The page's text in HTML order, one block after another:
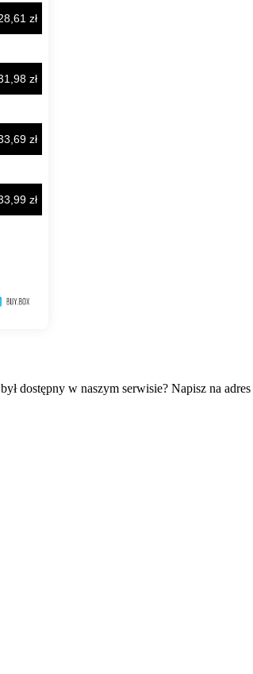
dostępny w naszym serwisie? Napisz na adres